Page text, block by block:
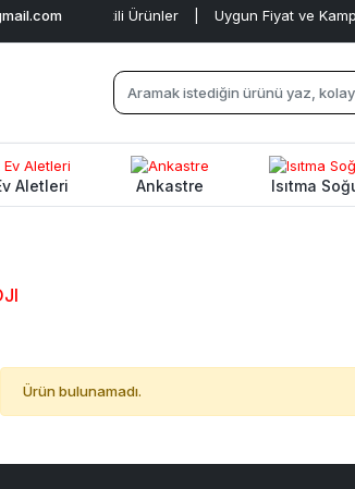
ve Garantili Ürünler | Uygun Fiyat ve
Aletleri Ankastre Isıtma
Ürün bulunamadı.